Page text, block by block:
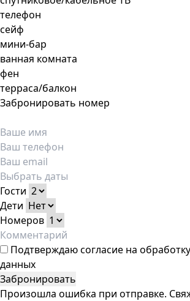
телефон
сейф
мини-бар
ванная комната
фен
терраса/балкон
Забронировать номер
Гости
Дети
Номеров
Подтверждаюсогласие на
данных
Забронировать
Произошла ошибка при отправке.